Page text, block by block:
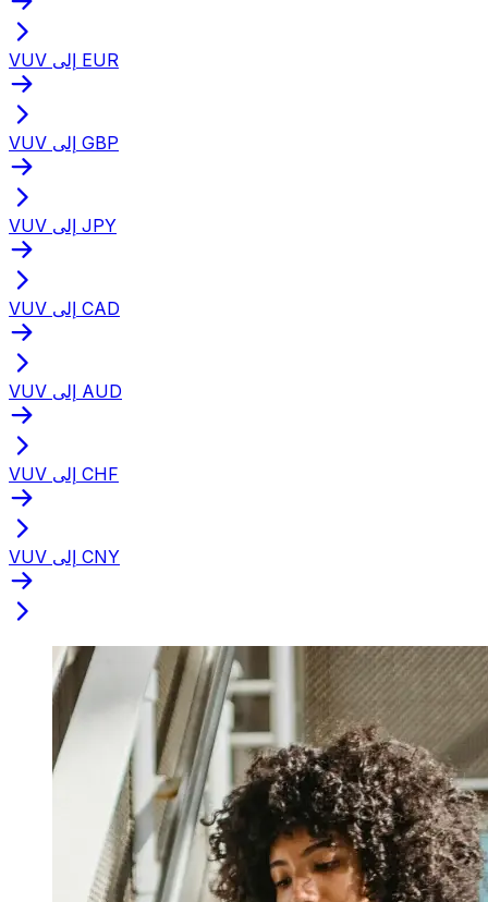
VUV إلى EUR
VUV إلى GBP
VUV إلى JPY
VUV إلى CAD
VUV إلى AUD
VUV إلى CHF
VUV إلى CNY